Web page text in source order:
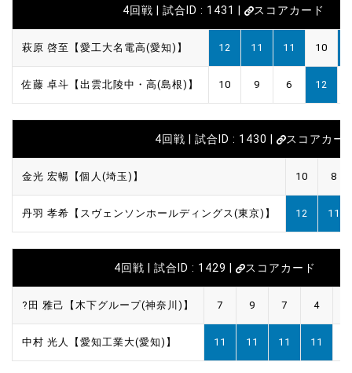
4回戦 | 試合ID : 1431 | スコアカード
萩原 啓至【愛工大名電高(愛知)】 12 11 11 10
佐藤 卓斗【出雲北陵中・高(島根)】 10 9 6 12
4回戦 | 試合ID : 1430 | スコアカー
金光 宏暢【個人(埼玉)】 10 8
丹羽 孝希【スヴェンソンホールディングス(東京)】 12 11
4回戦 | 試合ID : 1429 | スコアカード
?田 雅己【木下グループ(神奈川)】 7 9 7 4
中村 光人【愛知工業大(愛知)】 11 11 11 11